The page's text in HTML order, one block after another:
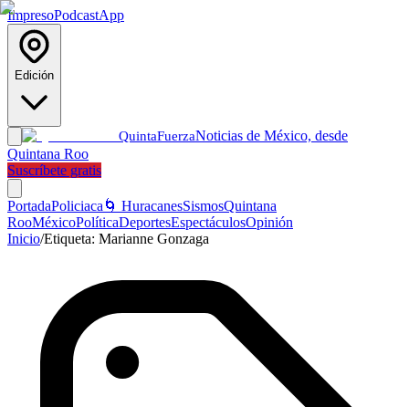
ImpresoPodcastApp
Edición
QuintaFuerzaNoticias de México, desde
Quintana Roo
Suscríbete gratis
PortadaPoliciaca 🌀 HuracanesSismosQuintana
RooMéxicoPolíticaDeportesEspectáculosOpinión
Inicio/Etiqueta: Marianne Gonzaga